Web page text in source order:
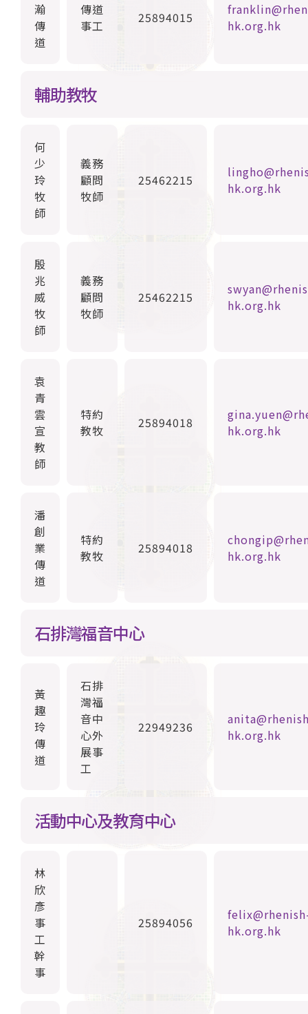
瀚
傳
道
傳道
事工
25894015
hk.org.hk
輔助教牧
何
少
玲
牧
師
義務
顧問
牧師
25462215
hk.org.hk
殷
兆
威
牧
師
義務
顧問
牧師
25462215
hk.org.hk
袁
青
雲
宣
教
師
特約
教牧
25894018
hk.org.hk
潘
創
業
傳
道
特約
教牧
25894018
hk.org.hk
石排灣福音中心
黃
趣
玲
傳
道
石排
灣福
音中
心外
展事
工
22949236
hk.org.hk
活動中心及教育中心
林
欣
彥
事
工
幹
事
25894056
hk.org.hk